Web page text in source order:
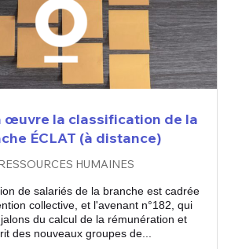
œuvre la classification de la
ÉCLAT (à distance)
HUMAINES
de salariés de la branche est cadrée
collective, et l'avenant n°182, qui
du calcul de la rémunération et
des nouveaux groupes de...